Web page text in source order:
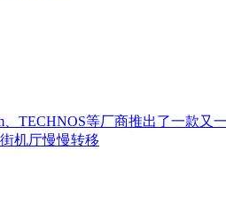
TECHNOS等厂商推出了一款又
机厅慢慢转移